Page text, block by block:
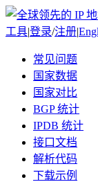
工具|登录/注册|
常见问题
国家数据
国家对比
BGP 统计
IPDB 统计
接口文档
解析代码
下载示例